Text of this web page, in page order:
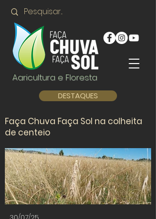
Agricultura e Floresta
DESTAQUES
Faça Chuva Faça Sol na colheita
de centeio